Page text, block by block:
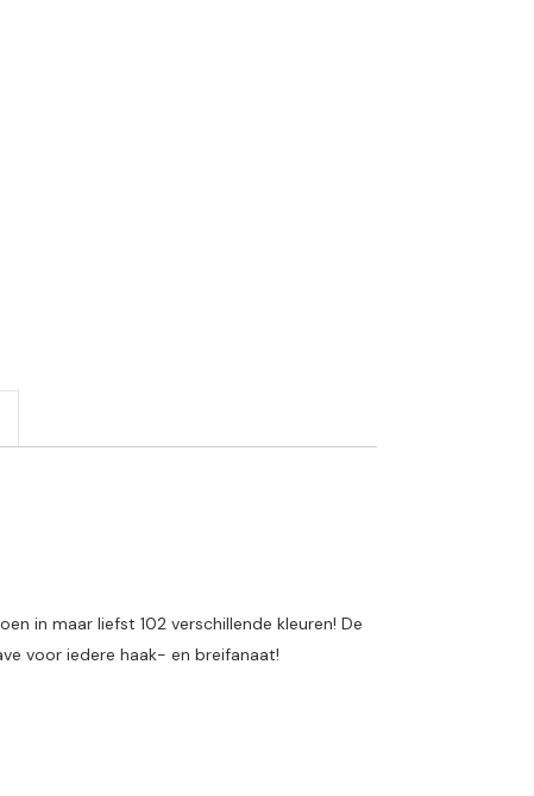
in maar liefst 102 verschillende kleuren! De
voor iedere haak- en breifanaat!